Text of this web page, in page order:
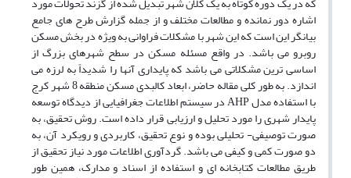
اشاره دور نمانده و مطالعات مختلف و از جمله گزارش طرح های جامع
بیانگر این است که این شهر با مشکلات فراوانی به ویژه در بخش مسکن
روبرو می باشد. در واقع مسئله مسکن در سطح شهرهای بزرگ از
اساسی ترین مشکلاتی می باشد که پایداری آنها را شدیداً به لرزه می
اندازد. به طور کلی مقاله حاضر، ابعاد کالبدی مسکن منطقه 8 شهر کرج
با استفاده مدل AHP در سیستم اطلاعات جغرافیایی از دیدگاه توسعه
پایدار شهری را مورد تحلیل و ارزیابی قرار داده است. روش تحقیق، به
صورت توصیفی- تحلیلی بوده و نوع تحقیق، کاربردی و رویکرد آن، به
دو صورت کمی و کیفی می باشد. گردآوری اطلاعات مورد نیاز تحقیق از
طریق مطالعات کتابخانه ای و استفاده از اسناد و مدارک، همین طور